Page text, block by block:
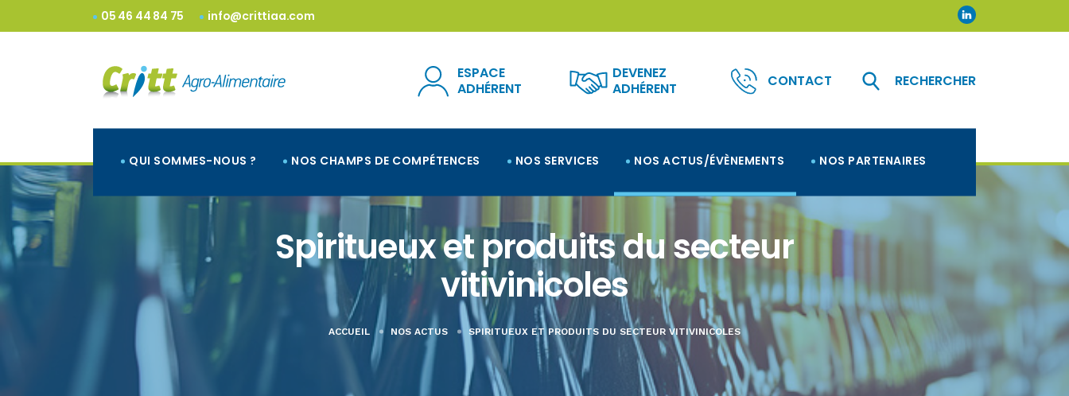
05 46 44 84 75 info@crittiaa.com
ESPACE
ADHÉRENT
DEVENEZ
ADHÉRENT
CONTACT RECHERCHER
QUI SOMMES-NOUS ? NOS CHAMPS DE COMPÉTENCES NOS SERVICES NOS ACTUS/ÉVÈNEMENTS NOS PARTENAIRES
Spiritueux et produits du secteur
vitivinicoles
ACCUEIL NOS ACTUS SPIRITUEUX ET PRODUITS DU SECTEUR VITIVINICOLES